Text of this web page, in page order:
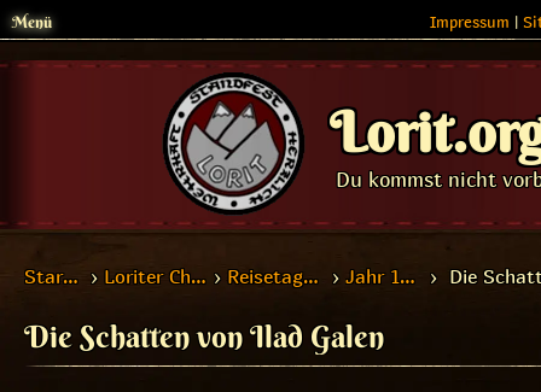
Menü Impressum |
Du kommst nicht
Startseite › Loriter Chroniken › Reisetagebücher › Jahr 1019 DF › Die
Die Schatten von Ilad Galen